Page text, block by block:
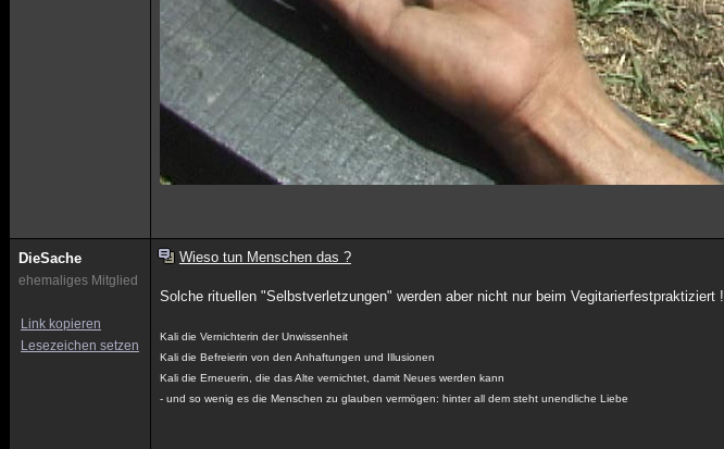
DieSache
ehemaliges Mitglied
Link kopieren
Lesezeichen setzen
Wieso tun Menschen das ?
Solche rituellen "Selbstverletzungen" werden aber nicht nur beim Vegitarierfestpraktiziert !
Kali die Vernichterin der Unwissenheit
Kali die Befreierin von den Anhaftungen und Illusionen
Kali die Erneuerin, die das Alte vernichtet, damit Neues werden kann
- und so wenig es die Menschen zu glauben vermögen: hinter all dem steht unendliche Liebe